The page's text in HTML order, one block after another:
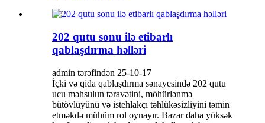
202 qutu sonu ilə etibarlı
qablaşdırma həlləri
admin tərəfindən 25-10-17
İçki və qida qablaşdırma sənayesində 202 qutu
ucu məhsulun təravətini, möhürlənmə
bütövlüyünü və istehlakçı təhlükəsizliyini təmin
etməkdə mühüm rol oynayır. Bazar daha yüksək